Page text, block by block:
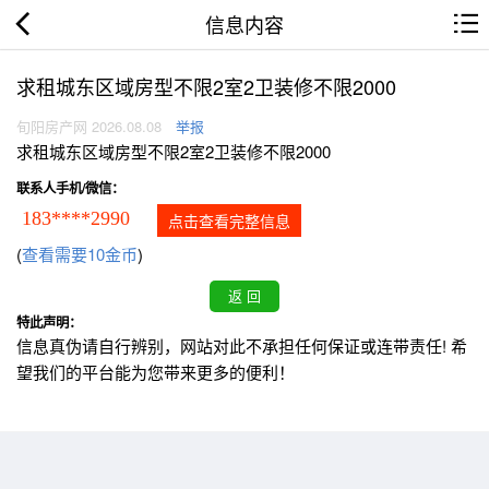
信息内容
求租城东区域房型不限2室2卫装修不限2000
旬阳房产网 2026.08.08 举报
求租城东区域房型不限2室2卫装修不限2000
联系人手机/微信：
183****2990 点击查看完整信息
(查看需要10金币)
特此声明：
信息真伪请自行辨别，网站对此不承担任何保证或连带责任! 希
望我们的平台能为您带来更多的便利！